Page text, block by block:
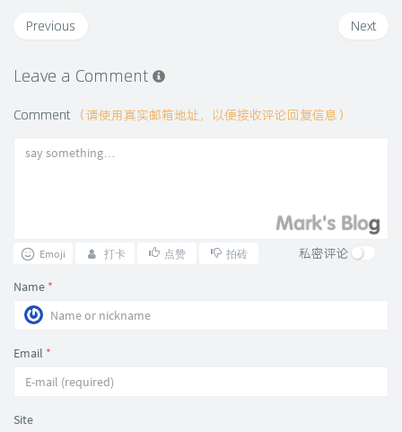
Next
Previous
Leave a Comment
Comment （请使用真实邮箱地址，以便接收评论回复信息）
Emoji 打卡 点赞 拍砖 私密评论
Name *
Email *
Site